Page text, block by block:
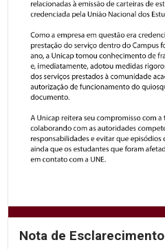
Nota de Esclarecimento